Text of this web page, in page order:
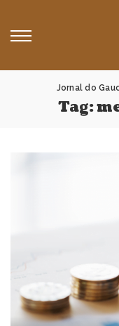
Jornal do
Tag: